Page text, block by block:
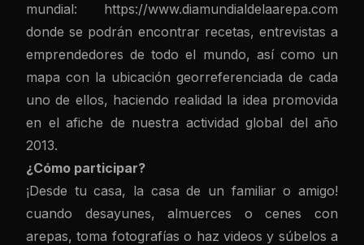
mundial: https://www.diamundialdelaarepa.com
donde se podrán encontrar recetas, entrevistas a
emprendedores de todo el mundo, así como un
mapa con la ubicación georreferenciada de cada
uno de ellos, haciendo realidad la idea promovida
en el afiche de nuestra actividad global del año
2013.
¿Cómo participar?
¡Desde tu casa, la casa de un familiar o amigo!
cuando desayunes, almuerces o cenes con
arepas, toma fotografías o haz videos y súbelos a